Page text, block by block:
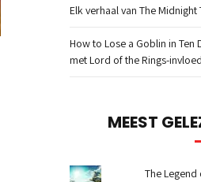
Elk verhaal van The
How to Lose a Goblin in Ten
met Lord of the Rings-
MEEST
The